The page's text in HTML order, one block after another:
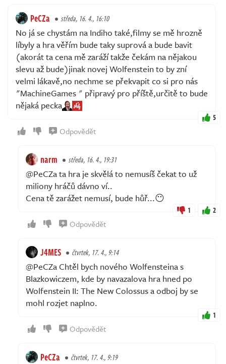
PeCZa středa, 16. 4., 16:10
No já se chystám na Indiho také,filmy se mě hrozně
líbyly a hra věřím bude taky suprová a bude bavit
(akorát ta cena mě zaráží takže čekám na nějakou
slevu až bude)jinak novej Wolfenstein to by zní
velmi lákavě,no nechme se překvapit co si pro nás
"MachineGames " připravý pro příště,určitě to bude
nějaká pecka
5
Odpovědět
narm středa, 16. 4., 19:31
@PeCZa ta hra je skvělá to nemusíš čekat to už
miliony hráčů dávno ví..
Cena tě zarážet nemusí, bude hůř...😶
1 2
Odpovědět
J4MES čtvrtek, 17. 4., 9:14
@PeCZa Chtěl bych nového Wolfensteina s
Blazkowiczem, kde by navazalova hra hned po
Wolfenstein II: The New Colossus a odboj by se
mohl rozjet naplno.
1
Odpovědět
PeCZa čtvrtek, 17. 4., 9:19